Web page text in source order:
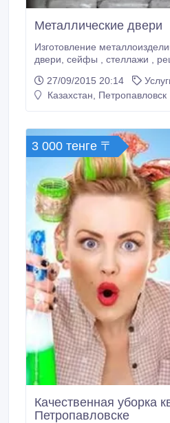
Металлические двери
Изготовление
двери, сейфы , стеллажи , решетки , заборы,
качество 5 лет гарантии ..
27/09/2015 20:14
Казахстан, Петропавловск
3 000 тенге 〒
Качественная уборка
Петропавловске